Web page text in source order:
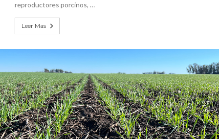
reproductores porcinos, …
Leer Mas